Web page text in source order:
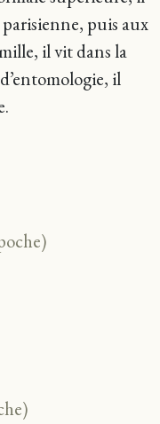
puis aux
il vit dans la
il